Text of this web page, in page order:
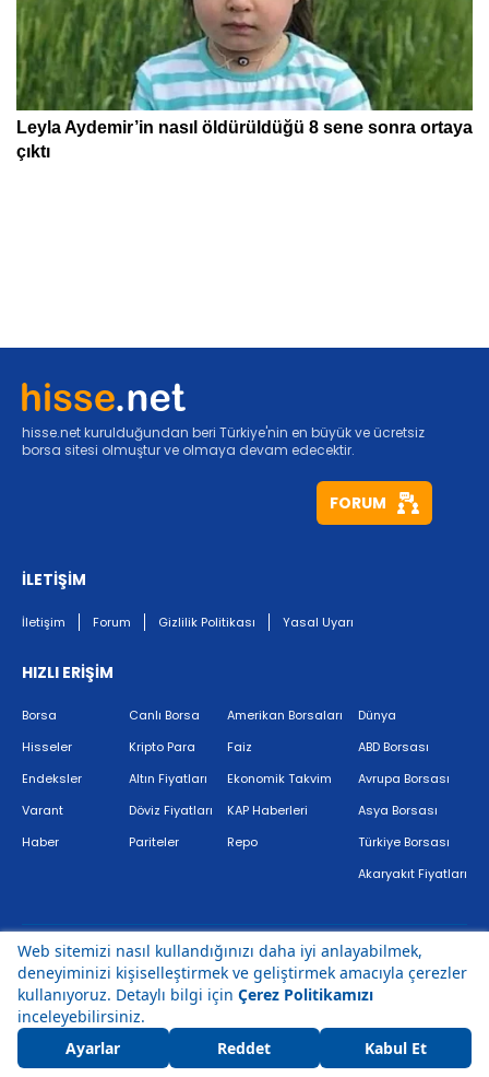
hisse.net kurulduğundan beri Türkiye'nin en büyük ve ücretsiz
borsa sitesi olmuştur ve olmaya devam edecektir.
FORUM
İLETİŞİM
İletişim Forum Gizlilik Politikası Yasal Uyarı
HIZLI ERİŞİM
Borsa
Hisseler
Endeksler
Varant
Haber
Canlı Borsa
Kripto Para
Altın Fiyatları
Döviz Fiyatları
Pariteler
Amerikan Borsaları
Faiz
Ekonomik Takvim
KAP Haberleri
Repo
Dünya
ABD Borsası
Avrupa Borsası
Asya Borsası
Türkiye Borsası
Akaryakıt Fiyatları
Bir markasıdır.